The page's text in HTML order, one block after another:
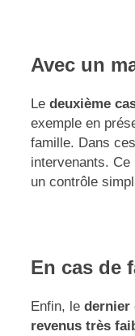
Avec un
Le deuxième
exemple en
famille. Dans
intervenants. Ce
un contrôle
En cas de
Enfin, le dernier
revenus très